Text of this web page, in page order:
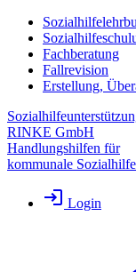
Fachberatung
Fallrevision
Erstellung,
RINKE GmbH
Handlungshilfen für
kommunale
Login